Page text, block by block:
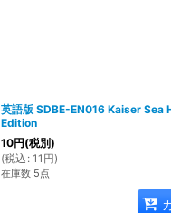
英語版 SDBE-EN016 Kaiser Sea
Edition
10円(税別)
(税込 : 11 円)
在庫数 5点